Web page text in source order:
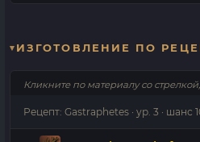
ИЗГОТОВЛЕНИЕ ПО
Кликните по материалу со
Рецепт: Gastraphetes · ур. 3 · шанс